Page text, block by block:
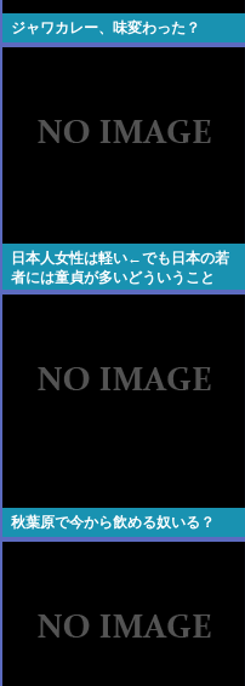
ジャワカレー、味変わった？
日本人女性は軽い←でも日本の若
者には童貞が多いどういうこと
や？
秋葉原で今から飲める奴いる？